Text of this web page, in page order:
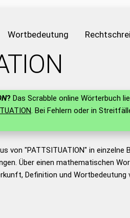
Wortbedeutung
? Das Scrabble online Wörterbuch
. Bei Fehlern oder in
von "PATTSITUATION" in
Über einen mathematischen
Definition und Wortbedeutung